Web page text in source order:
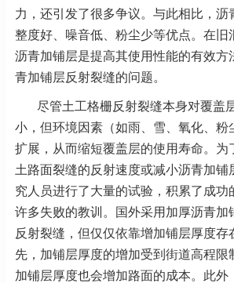
力，还引发了很多争议。与此相比，沥
整度好、噪音低、粉尘少等优点。在旧
沥青加铺层是提高其使用性能的有效方
青加铺层反射裂缝的问题。
尽管土工格栅反射裂缝本身对覆盖
小，但环境因素（如雨、雪、氧化、粉
扩展，从而缩短覆盖层的使用寿命。为
土路面裂缝的反射速度或减小沥青加铺
究人员进行了大量的试验，积累了成功
许多失败的教训。国外采用加厚沥青加
反射裂缝，但仅仅依靠增加铺层厚度存
先，加铺层厚度的增加受到街道高程限
加铺层厚度也会增加路面的成本。此外